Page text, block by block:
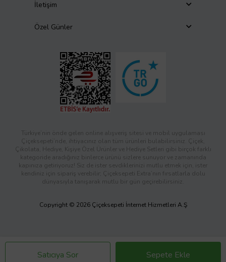
Satıcıya Sor Sepete Ekle
İletişim
Özel Günler
Türkiye’nin önde gelen online alışveriş sitesi ve mobil uygulaması
Çiçeksepeti’nde, ihtiyacınız olan tüm ürünleri bulabilirsiniz. Çiçek,
Çikolata, Hediye, Kişiye Özel Ürünler ve Hediye Setleri gibi birçok farklı
kategoride aradığınız binlerce ürünü sizlere sunuyor ve zamanında
kapınıza getiriyoruz! Siz de ister sevdiklerinizi mutlu etmek için, ister
kendiniz için sipariş verebilir; Çiçeksepeti Extra’nın fırsatlarla dolu
dünyasıyla tanışarak mutlu bir gün geçirebilirsiniz.
Copyright © 2026 Çiçeksepeti İnternet Hizmetleri A.Ş